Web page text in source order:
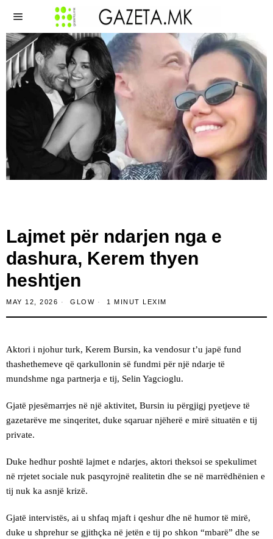
Lajmet për ndarjen nga e
dashura, Kerem thyen
heshtjen
MAY 12, 2026 GLOW 1 MINUT LEXIM
Aktori i njohur turk, Kerem Bursin, ka vendosur t’u japë fund
thashethemeve që qarkullonin së fundmi për një ndarje të
mundshme nga partnerja e tij, Selin Yagcioglu.
Gjatë pjesëmarrjes në një aktivitet, Bursin iu përgjigj pyetjeve të
gazetarëve me sinqeritet, duke sqaruar njëherë e mirë situatën e tij
private.
Duke hedhur poshtë lajmet e ndarjes, aktori theksoi se spekulimet
në rrjetet sociale nuk pasqyrojnë realitetin dhe se në marrëdhënien e
tij nuk ka asnjë krizë.
Gjatë intervistës, ai u shfaq mjaft i qeshur dhe në humor të mirë,
duke u shprehur se gjithçka në jetën e tij po shkon “mbarë” dhe se